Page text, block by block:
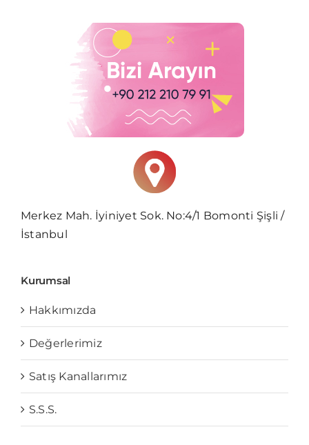
Merkez Mah. İyiniyet Sok. No:4/1 Bomonti Şişli /
İstanbul
Kurumsal
Hakkımızda
Değerlerimiz
Satış Kanallarımız
S.S.S.